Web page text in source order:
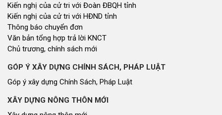
Kiến nghị của cử tri với Đoàn ĐBQH tỉnh
Kiến nghị của cử tri với HĐND tỉnh
Thông báo chuyển đơn
Văn bản tổng hợp trả lời KNCT
Chủ trương, chính sách mới
GÓP Ý XÂY DỰNG CHÍNH SÁCH, PHÁP LUẬT
Góp ý xây dựng Chính Sách, Pháp Luật
XÂY DỰNG NÔNG THÔN MỚI